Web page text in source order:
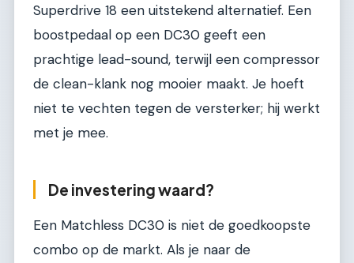
Superdrive 18 een uitstekend alternatief. Een
boostpedaal op een DC30 geeft een
prachtige lead-sound, terwijl een compressor
de clean-klank nog mooier maakt. Je hoeft
niet te vechten tegen de versterker; hij werkt
met je mee.
De investering waard?
Een Matchless DC30 is niet de goedkoopste
combo op de markt. Als je naar de